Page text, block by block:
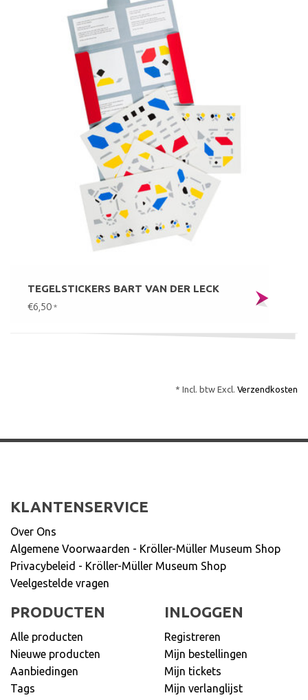
TEGELSTICKERS BART VAN DER LECK
€6,50 *
* Incl. btw Excl. Verzendkosten
KLANTENSERVICE
Over Ons
Algemene Voorwaarden - Kröller-Müller Museum Shop
Privacybeleid - Kröller-Müller Museum Shop
Veelgestelde vragen
PRODUCTEN
Alle producten
Nieuwe producten
Aanbiedingen
Tags
INLOGGEN
Registreren
Mijn bestellingen
Mijn tickets
Mijn verlanglijst